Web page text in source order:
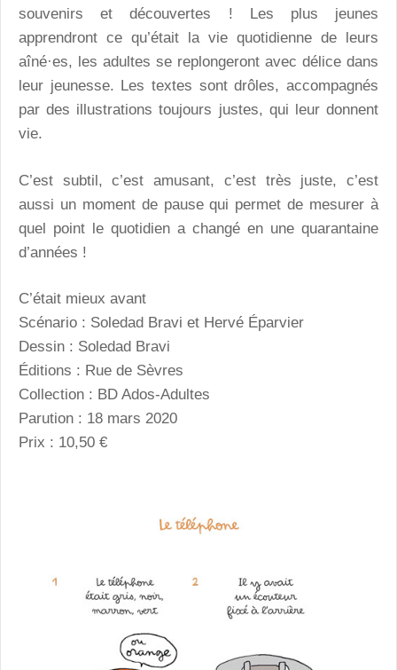
souvenirs et découvertes ! Les plus jeunes
apprendront ce qu’était la vie quotidienne de leurs
aîné·es, les adultes se replongeront avec délice dans
leur jeunesse. Les textes sont drôles, accompagnés
par des illustrations toujours justes, qui leur donnent
vie.
C’est subtil, c’est amusant, c’est très juste, c’est
aussi un moment de pause qui permet de mesurer à
quel point le quotidien a changé en une quarantaine
d’années !
C’était mieux avant
Scénario : Soledad Bravi et Hervé Éparvier
Dessin : Soledad Bravi
Éditions : Rue de Sèvres
Collection : BD Ados-Adultes
Parution : 18 mars 2020
Prix : 10,50 €